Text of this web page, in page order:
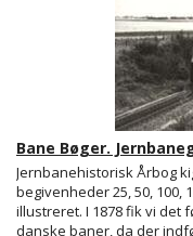
Bane Bøger.
Jernbanehistorisk Årbog
begivenheder 25, 50, 100,
illustreret. I 1878 fik vi det
danske baner, da der